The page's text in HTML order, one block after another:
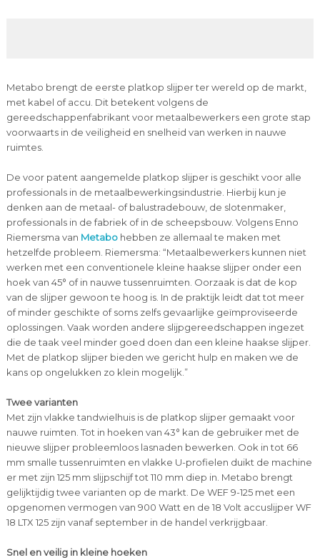
Metabo brengt de eerste platkop slijper ter wereld op de markt,
met kabel of accu. Dit betekent volgens de
gereedschappenfabrikant voor metaalbewerkers een grote stap
voorwaarts in de veiligheid en snelheid van werken in nauwe
ruimtes.
De voor patent aangemelde platkop slijper is geschikt voor alle
professionals in de metaalbewerkingsindustrie. Hierbij kun je
denken aan de metaal- of balustradebouw, de slotenmaker,
professionals in de fabriek of in de scheepsbouw. Volgens Enno
Riemersma van Metabohebben ze allemaal te maken met
hetzelfde probleem. Riemersma: “Metaalbewerkers kunnen niet
werken met een conventionele kleine haakse slijper onder een
hoek van 45° of in nauwe tussenruimten. Oorzaak is dat de kop
van de slijper gewoon te hoog is. In de praktijk leidt dat tot meer
of minder geschikte of soms zelfs gevaarlijke geïmproviseerde
oplossingen. Vaak worden andere slijpgereedschappen ingezet
die de taak veel minder goed doen dan een kleine haakse slijper.
Met de platkop slijper bieden we gericht hulp en maken we de
kans op ongelukken zo klein mogelijk.”
Twee varianten
Met zijn vlakke tandwielhuis is de platkop slijper gemaakt voor
nauwe ruimten. Tot in hoeken van 43° kan de gebruiker met de
nieuwe slijper probleemloos lasnaden bewerken. Ook in tot 66
mm smalle tussenruimten en vlakke U-profielen duikt de machine
er met zijn 125 mm slijpschijf tot 110 mm diep in. Metabo brengt
gelijktijdig twee varianten op de markt. De WEF 9-125 met een
opgenomen vermogen van 900 Watt en de 18 Volt accuslijper WF
18 LTX 125 zijn vanaf september in de handel verkrijgbaar.
Snel en veilig in kleine hoeken